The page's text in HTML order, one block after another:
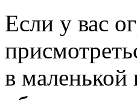
Если у вас
в маленькой